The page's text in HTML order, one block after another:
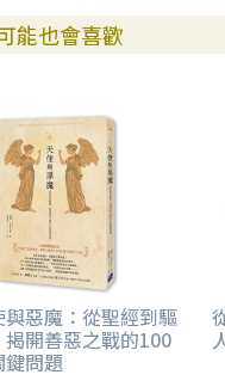
能也會喜歡
與惡魔：從聖經到驅
揭開善惡之戰的100
鍵問題